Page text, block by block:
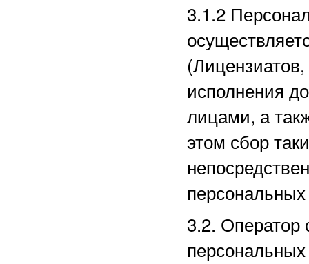
3.1.2
исполнения
лицами, а
этом сбор
3.2. Оператор